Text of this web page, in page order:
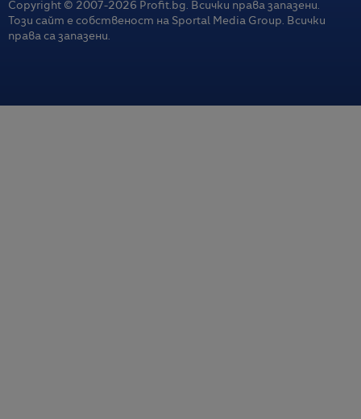
Copyright © 2007-2026 Profit.bg. Всички права запазени.
Този сайт е собственост на Sportal Media Group. Всички
права са запазени.